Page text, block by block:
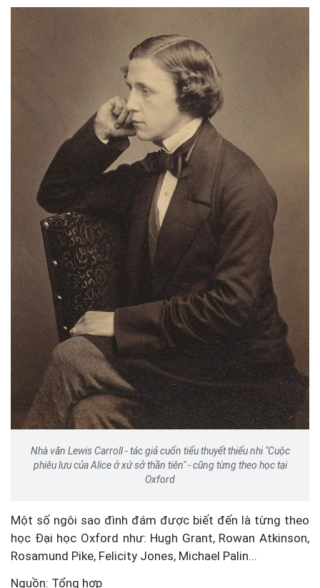
Nhà văn Lewis Carroll - tác giả cuốn tiểu thuyết thiếu nhi "Cuộc
phiêu lưu của Alice ở xứ sở thần tiên" - cũng từng theo học tại
Oxford
Một số ngôi sao đình đám được biết đến là từng theo
học Đại học Oxford như: Hugh Grant, Rowan Atkinson,
Rosamund Pike, Felicity Jones, Michael Palin...
Nguồn: Tổng hợp